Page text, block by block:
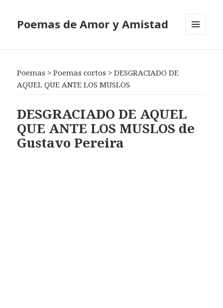
Poemas de Amor y Amistad
Poemas >Poemas cortos >DESGRACIADO DE
AQUEL QUE ANTE LOS MUSLOS
DESGRACIADO DE AQUEL
QUE ANTE LOS MUSLOS de
Gustavo Pereira